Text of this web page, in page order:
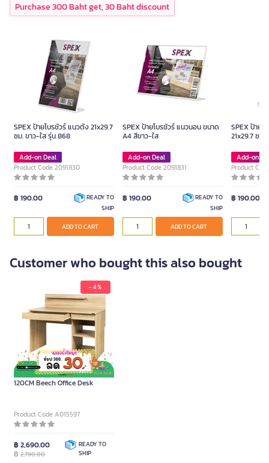
Purchase 300 Baht get, 30 Baht discount
SPEX ป้ายโบรชัวร์ แนวตั้ง 21x29.7
ซม. ขาว-ใส รุ่น 868
Add-on Deal
Product Code 2091830
฿ 190.00
READY TO
SHIP
ADD TO CART
SPEX ป้ายโบรชัวร์ แนวนอน ขนาด
A4 สีขาว-ใส
Add-on Deal
Product Code 2091831
฿ 190.00
READY TO
SHIP
ADD TO CART
SPEX ป้าย
21x29.7 ซม.
Add-on
Product
฿ 190.00
Customer who bought this also bought
- 4 %
FURRADEC SPACE B002-
120CM Beech Office Desk
Product Code A015597
฿ 2,690.00
฿ 2,790.00
READY TO
SHIP